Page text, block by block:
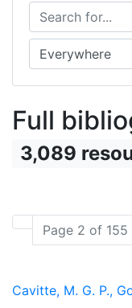
Search for...
Search in...
Full
3,089
Page 2 of 155
Cavitte, M. G. P.,